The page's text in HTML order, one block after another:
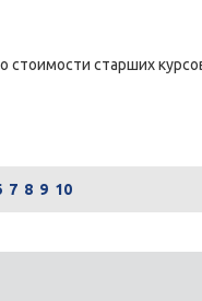
стоимости старших
7 8 9 10